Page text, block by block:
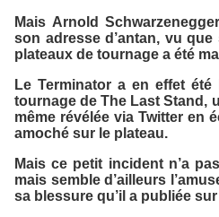
Mais Arnold
son adresse d’antan, vu
plateaux de tournage a été
Le Terminator a en effet
tournage deThe Last Stand ,
même révélée via Twitter en
amoché sur le plateau.
Mais ce petit incident n’a
mais semble d’ailleurs
sa blessure qu’il a publiée